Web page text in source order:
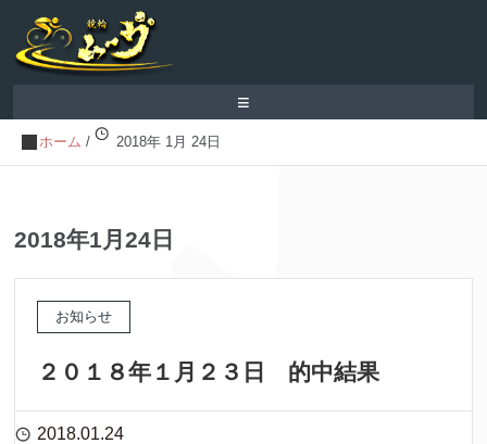
≡
ホーム / 2018年 1月 24日
2018年1月24日
お知らせ
２０１８年１月２３日 的中結果
2018.01.24